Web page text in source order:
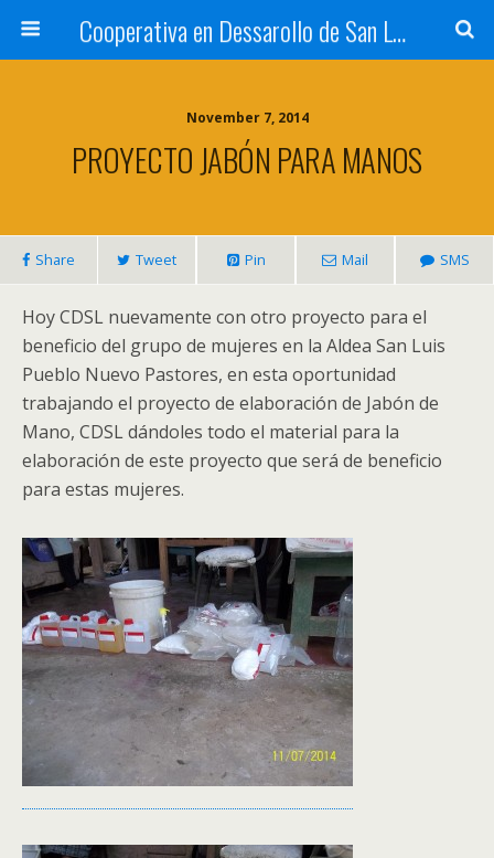
Cooperativa en Dessarollo de San Luis
November 7, 2014
PROYECTO JABÓN PARA MANOS
Share Tweet Pin Mail SMS
Hoy CDSL nuevamente con otro proyecto para el
beneficio del grupo de mujeres en la Aldea San Luis
Pueblo Nuevo Pastores, en esta oportunidad
trabajando el proyecto de elaboración de Jabón de
Mano, CDSL dándoles todo el material para la
elaboración de este proyecto que será de beneficio
para estas mujeres.